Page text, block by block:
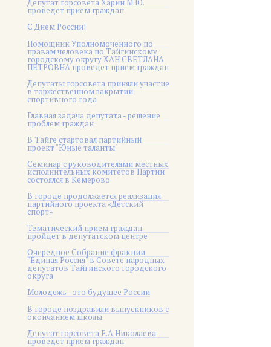
Депутат горсовета Харин М.Ю.
проведет прием граждан
С Днем России!
Помощник Уполномоченного по
правам человека по Тайгинскому
городскому округу ХАН СВЕТЛАНА
ПЕТРОВНА проведет прием граждан
Депутаты горсовета приняли участие
в торжественном закрытии
спортивного года
Главная задача депутата - решение
проблем граждан
В Тайге стартовал партийный
проект "Юные таланты"
Семинар с руководителями местных
исполнительных комитетов Партии
состоялся в Кемерово
В городе продолжается реализация
партийного проекта «Детский
спорт»
Тематический прием граждан
пройдет в депутатском центре
Очередное Собрание фракции
"Единая Россия" в Совете народных
депутатов Тайгинского городского
округа
Молодежь - это будущее России
В городе поздравили выпускников с
окончанием школы
Депутат горсовета Е.А.Николаева
проведет прием граждан